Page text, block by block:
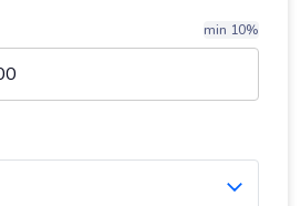
min 10%